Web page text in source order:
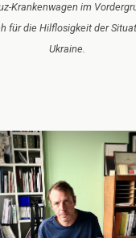
Krankenwagen im
für die Hilflosigkeit der
Ukraine.